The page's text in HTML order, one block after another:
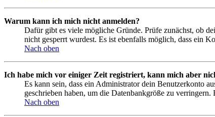
Warum kann ich mich nicht anmelden?
Dafür gibt es viele mögliche Gründe. Prüfe zunächst, ob
nicht gesperrt wurdest. Es ist ebenfalls möglich, dass ein
Nach oben
Ich habe mich vor einiger Zeit registriert, kann mich aber
Es kann sein, dass ein Administrator dein Benutzerkonto
geschrieben haben, um die Datenbankgröße zu
Nach oben